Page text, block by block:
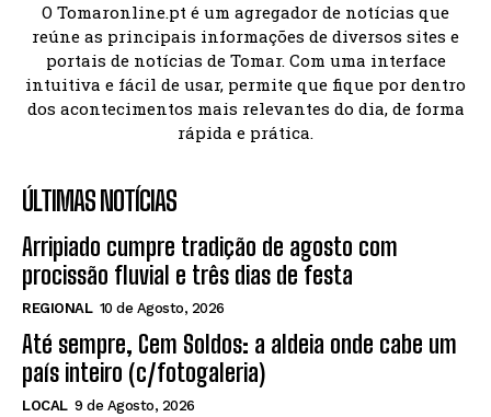
O Tomaronline.pt é um agregador de notícias que
reúne as principais informações de diversos sites e
portais de notícias de Tomar. Com uma interface
intuitiva e fácil de usar, permite que fique por dentro
dos acontecimentos mais relevantes do dia, de forma
rápida e prática.
ÚLTIMAS NOTÍCIAS
Arripiado cumpre tradição de agosto com
procissão fluvial e três dias de festa
REGIONAL 10 de Agosto, 2026
Até sempre, Cem Soldos: a aldeia onde cabe um
país inteiro (c/fotogaleria)
LOCAL 9 de Agosto, 2026